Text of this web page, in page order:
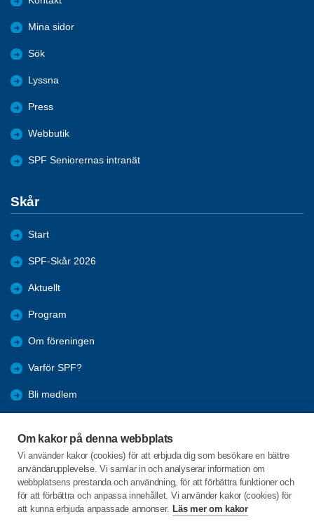
Om kakor på denna webbplats
Vi använder kakor (cookies) för att erbjuda dig som besökare en bättre
användarupplevelse. Vi samlar in och analyserar information om
webbplatsens prestanda och användning, för att förbättra funktioner och
för att förbättra och anpassa innehållet. Vi använder kakor (cookies) för
att kunna erbjuda anpassade annonser. Läs mer om kakor
Mina sidor
Sök
Lyssna
Press
Webbutik
SPF Seniorernas intranät
Skår
Start
SPF-Skår 2026
Aktuellt
Program
Om föreningen
Varför SPF?
Bli medlem
Årsmöte 2026
Arkiv
C/o:Kenneth Strandborg